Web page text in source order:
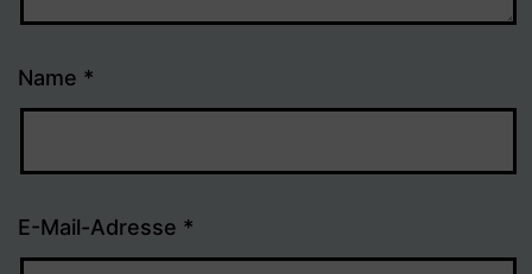
Name *
E-Mail-Adresse *